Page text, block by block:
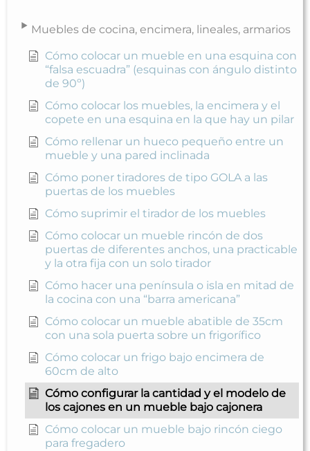
Muebles de cocina, encimera, lineales, armarios
Cómo colocar un mueble en una esquina con
“falsa escuadra” (esquinas con ángulo distinto
de 90º)
Cómo colocar los muebles, la encimera y el
copete en una esquina en la que hay un pilar
Cómo rellenar un hueco pequeño entre un
mueble y una pared inclinada
Cómo poner tiradores de tipo GOLA a las
puertas de los muebles
Cómo suprimir el tirador de los muebles
Cómo colocar un mueble rincón de dos
puertas de diferentes anchos, una practicable
y la otra fija con un solo tirador
Cómo hacer una península o isla en mitad de
la cocina con una “barra americana”
Cómo colocar un mueble abatible de 35cm
con una sola puerta sobre un frigorífico
Cómo colocar un frigo bajo encimera de
60cm de alto
Cómo configurar la cantidad y el modelo de
los cajones en un mueble bajo cajonera
Cómo colocar un mueble bajo rincón ciego
para fregadero